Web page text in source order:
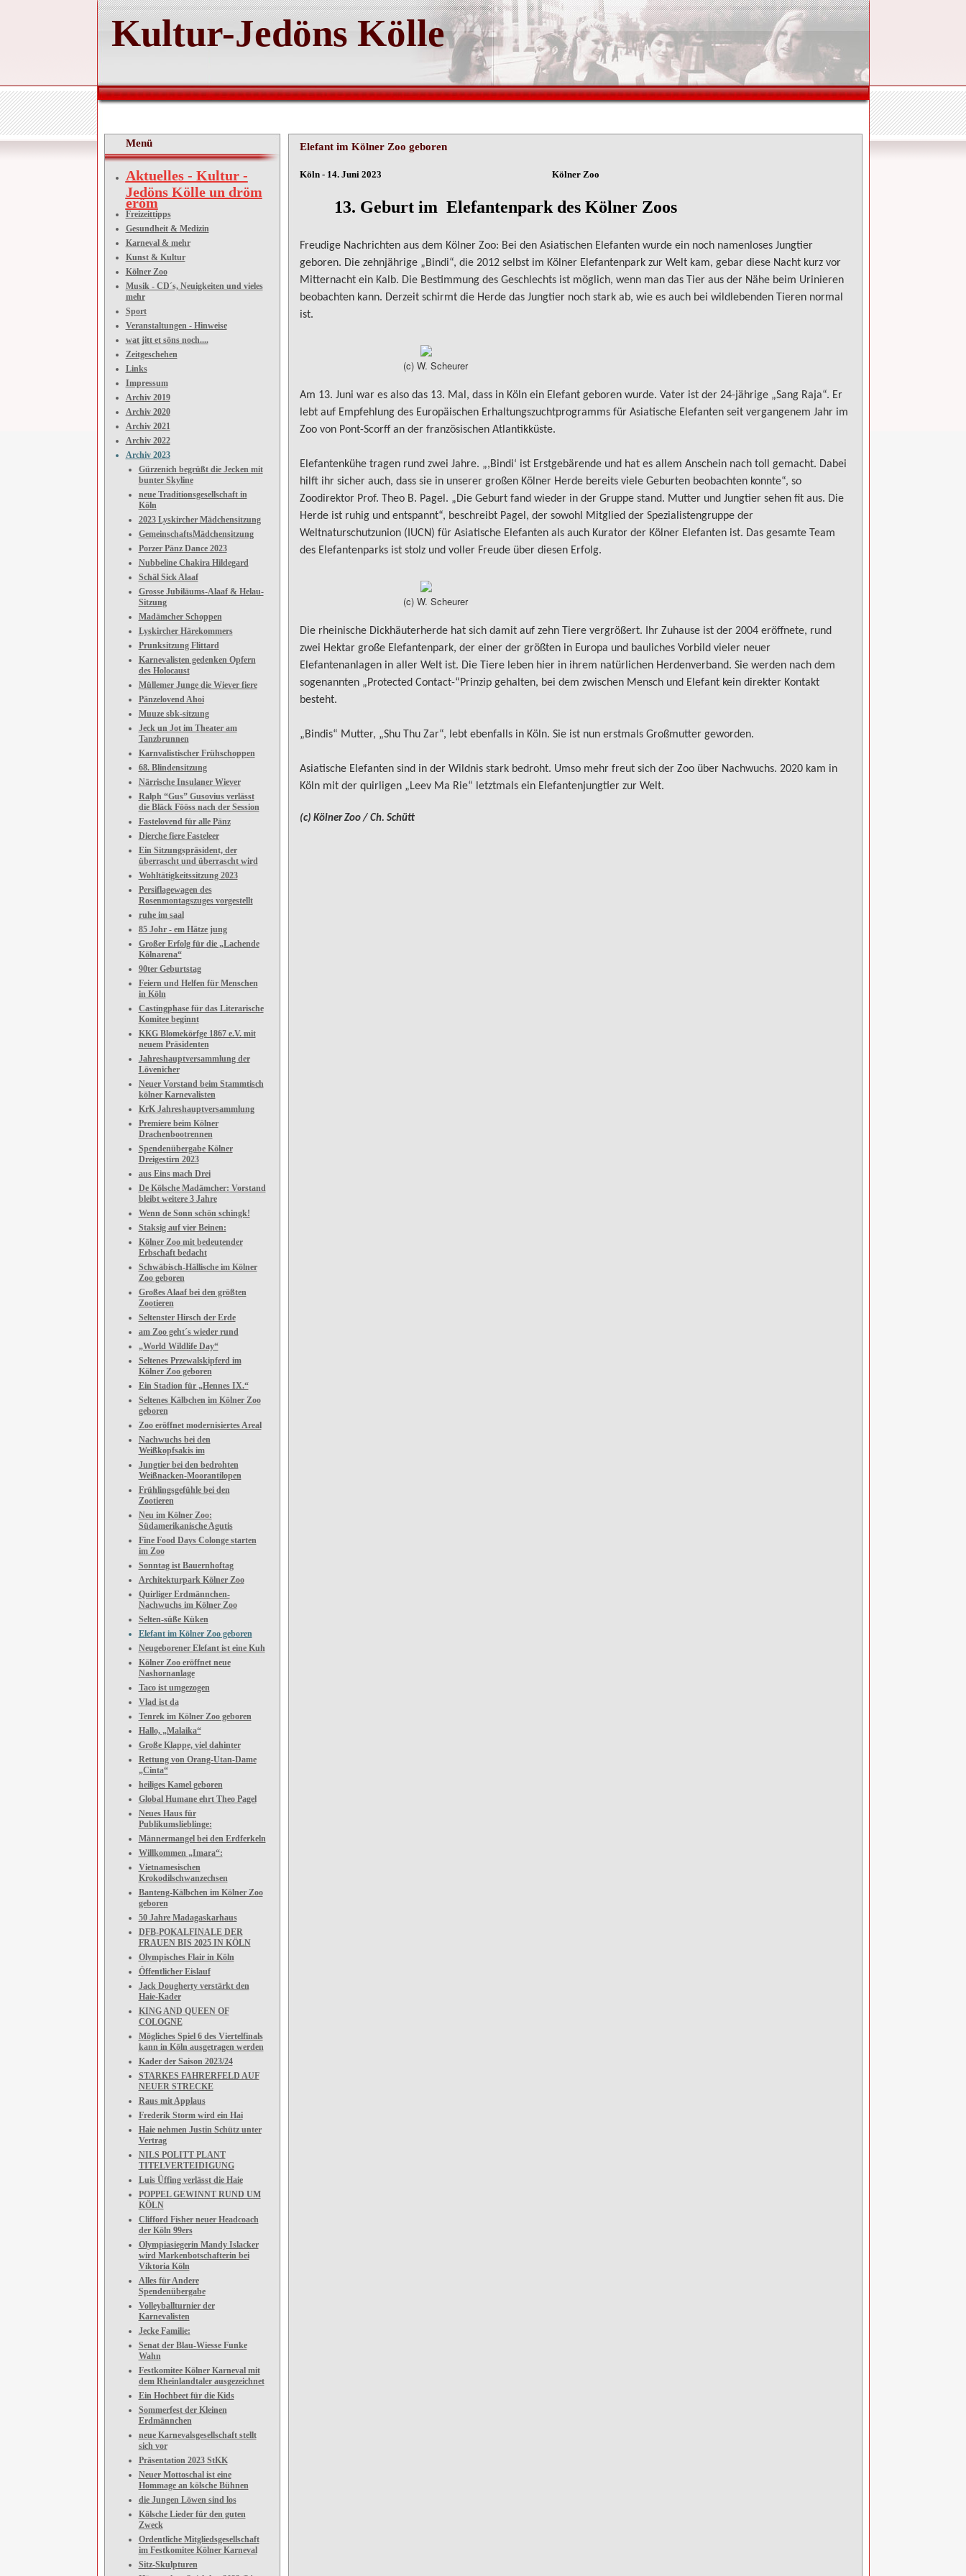
Kultur-Jedöns Kölle
Menü
Aktuelles - Kultur -
Jedöns Kölle un dröm
eröm
Freizeittipps
Gesundheit & Medizin
Karneval & mehr
Kunst & Kultur
Kölner Zoo
Musik - CD´s, Neuigkeiten und vieles
mehr
Sport
Veranstaltungen - Hinweise
wat jitt et söns noch....
Zeitgeschehen
Links
Impressum
Archiv 2019
Archiv 2020
Archiv 2021
Archiv 2022
Archiv 2023
Gürzenich begrüßt die Jecken mit
bunter Skyline
neue Traditionsgesellschaft in
Köln
2023 Lyskircher Mädchensitzung
GemeinschaftsMädchensitzung
Porzer Pänz Dance 2023
Nubbeline Chakira Hildegard
Schäl Sick Alaaf
Grosse Jubiläums-Alaaf & Helau-
Sitzung
Madämcher Schoppen
Lyskircher Härekommers
Prunksitzung Flittard
Karnevalisten gedenken Opfern
des Holocaust
Müllemer Junge die Wiever fiere
Pänzelovend Ahoi
Muuze sbk-sitzung
Jeck un Jot im Theater am
Tanzbrunnen
Karnvalistischer Frühschoppen
68. Blindensitzung
Närrische Insulaner Wiever
Ralph “Gus” Gusovius verlässt
die Bläck Fööss nach der Session
Fastelovend für alle Pänz
Dierche fiere Fasteleer
Ein Sitzungspräsident, der
überrascht und überrascht wird
Wohltätigkeitssitzung 2023
Persiflagewagen des
Rosenmontagszuges vorgestellt
ruhe im saal
85 Johr - em Hätze jung
Großer Erfolg für die „Lachende
Kölnarena“
90ter Geburtstag
Feiern und Helfen für Menschen
in Köln
Castingphase für das Literarische
Komitee beginnt
KKG Blomekörfge 1867 e.V. mit
neuem Präsidenten
Jahreshauptversammlung der
Lövenicher
Neuer Vorstand beim Stammtisch
kölner Karnevalisten
KrK Jahreshauptversammlung
Premiere beim Kölner
Drachenbootrennen
Spendenübergabe Kölner
Dreigestirn 2023
aus Eins mach Drei
De Kölsche Madämcher: Vorstand
bleibt weitere 3 Jahre
Wenn de Sonn schön schingk!
Staksig auf vier Beinen:
Kölner Zoo mit bedeutender
Erbschaft bedacht
Schwäbisch-Hällische im Kölner
Zoo geboren
Großes Alaaf bei den größten
Zootieren
Seltenster Hirsch der Erde
am Zoo geht´s wieder rund
„World Wildlife Day“
Seltenes Przewalskipferd im
Kölner Zoo geboren
Ein Stadion für „Hennes IX.“
Seltenes Kälbchen im Kölner Zoo
geboren
Zoo eröffnet modernisiertes Areal
Nachwuchs bei den
Weißkopfsakis im
Jungtier bei den bedrohten
Weißnacken-Moorantilopen
Frühlingsgefühle bei den
Zootieren
Neu im Kölner Zoo:
Südamerikanische Agutis
Fine Food Days Colonge starten
im Zoo
Sonntag ist Bauernhoftag
Architekturpark Kölner Zoo
Quirliger Erdmännchen-
Nachwuchs im Kölner Zoo
Selten-süße Küken
Elefant im Kölner Zoo geboren
Neugeborener Elefant ist eine Kuh
Kölner Zoo eröffnet neue
Nashornanlage
Taco ist umgezogen
Vlad ist da
Tenrek im Kölner Zoo geboren
Hallo, „Malaika“
Große Klappe, viel dahinter
Rettung von Orang-Utan-Dame
„Cinta“
heiliges Kamel geboren
Global Humane ehrt Theo Pagel
Neues Haus für
Publikumslieblinge:
Männermangel bei den Erdferkeln
Willkommen „Imara“:
Vietnamesischen
Krokodilschwanzechsen
Banteng-Kälbchen im Kölner Zoo
geboren
50 Jahre Madagaskarhaus
DFB-POKALFINALE DER
FRAUEN BIS 2025 IN KÖLN
Olympisches Flair in Köln
Öffentlicher Eislauf
Jack Dougherty verstärkt den
Haie-Kader
KING AND QUEEN OF
COLOGNE
Mögliches Spiel 6 des Viertelfinals
kann in Köln ausgetragen werden
Kader der Saison 2023/24
STARKES FAHRERFELD AUF
NEUER STRECKE
Raus mit Applaus
Frederik Storm wird ein Hai
Haie nehmen Justin Schütz unter
Vertrag
NILS POLITT PLANT
TITELVERTEIDIGUNG
Luis Üffing verlässt die Haie
POPPEL GEWINNT RUND UM
KÖLN
Clifford Fisher neuer Headcoach
der Köln 99ers
Olympiasiegerin Mandy Islacker
wird Markenbotschafterin bei
Viktoria Köln
Alles für Andere
Spendenübergabe
Volleyballturnier der
Karnevalisten
Jecke Familie:
Senat der Blau-Wiesse Funke
Wahn
Festkomitee Kölner Karneval mit
dem Rheinlandtaler ausgezeichnet
Ein Hochbeet für die Kids
Sommerfest der Kleinen
Erdmännchen
neue Karnevalsgesellschaft stellt
sich vor
Präsentation 2023 StKK
Neuer Mottoschal ist eine
Hommage an kölsche Bühnen
die Jungen Löwen sind los
Kölsche Lieder für den guten
Zweck
Ordentliche Mitgliedsgesellschaft
im Festkomitee Kölner Karneval
Sitz-Skulpturen
Elefant im Kölner Zoo geboren
Köln - 14. Juni 2023 Kölner Zoo
13. Geburt im Elefantenpark des Kölner Zoos
Freudige Nachrichten aus dem Kölner Zoo: Bei den Asiatischen Elefanten wurde ein noch namenloses Jungtier
geboren. Die zehnjährige „Bindi“, die 2012 selbst im Kölner Elefantenpark zur Welt kam, gebar diese Nacht kurz vor
Mitternacht ein Kalb. Die Bestimmung des Geschlechts ist möglich, wenn man das Tier aus der Nähe beim Urinieren
beobachten kann. Derzeit schirmt die Herde das Jungtier noch stark ab, wie es auch bei wildlebenden Tieren normal
ist.
(c) W. Scheurer
Am 13. Juni war es also das 13. Mal, dass in Köln ein Elefant geboren wurde. Vater ist der 24-jährige „Sang Raja“. Er
lebt auf Empfehlung des Europäischen Erhaltungszuchtprogramms für Asiatische Elefanten seit vergangenem Jahr im
Zoo von Pont-Scorff an der französischen Atlantikküste.
Elefantenkühe tragen rund zwei Jahre. „,Bindi‘ ist Erstgebärende und hat es allem Anschein nach toll gemacht. Dabei
hilft ihr sicher auch, dass sie in unserer großen Kölner Herde bereits viele Geburten beobachten konnte“, so
Zoodirektor Prof. Theo B. Pagel. „Die Geburt fand wieder in der Gruppe stand. Mutter und Jungtier sehen fit aus. Die
Herde ist ruhig und entspannt“, beschreibt Pagel, der sowohl Mitglied der Spezialistengruppe der
Weltnaturschutzunion (IUCN) für Asiatische Elefanten als auch Kurator der Kölner Elefanten ist. Das gesamte Team
des Elefantenparks ist stolz und voller Freude über diesen Erfolg.
(c) W. Scheurer
Die rheinische Dickhäuterherde hat sich damit auf zehn Tiere vergrößert. Ihr Zuhause ist der 2004 eröffnete, rund
zwei Hektar große Elefantenpark, der einer der größten in Europa und bauliches Vorbild vieler neuer
Elefantenanlagen in aller Welt ist. Die Tiere leben hier in ihrem natürlichen Herdenverband. Sie werden nach dem
sogenannten „Protected Contact-“Prinzip gehalten, bei dem zwischen Mensch und Elefant kein direkter Kontakt
besteht.
„Bindis“ Mutter, „Shu Thu Zar“, lebt ebenfalls in Köln. Sie ist nun erstmals Großmutter geworden.
Asiatische Elefanten sind in der Wildnis stark bedroht. Umso mehr freut sich der Zoo über Nachwuchs. 2020 kam in
Köln mit der quirligen „Leev Ma Rie“ letztmals ein Elefantenjungtier zur Welt.
(c) Kölner Zoo / Ch. Schütt